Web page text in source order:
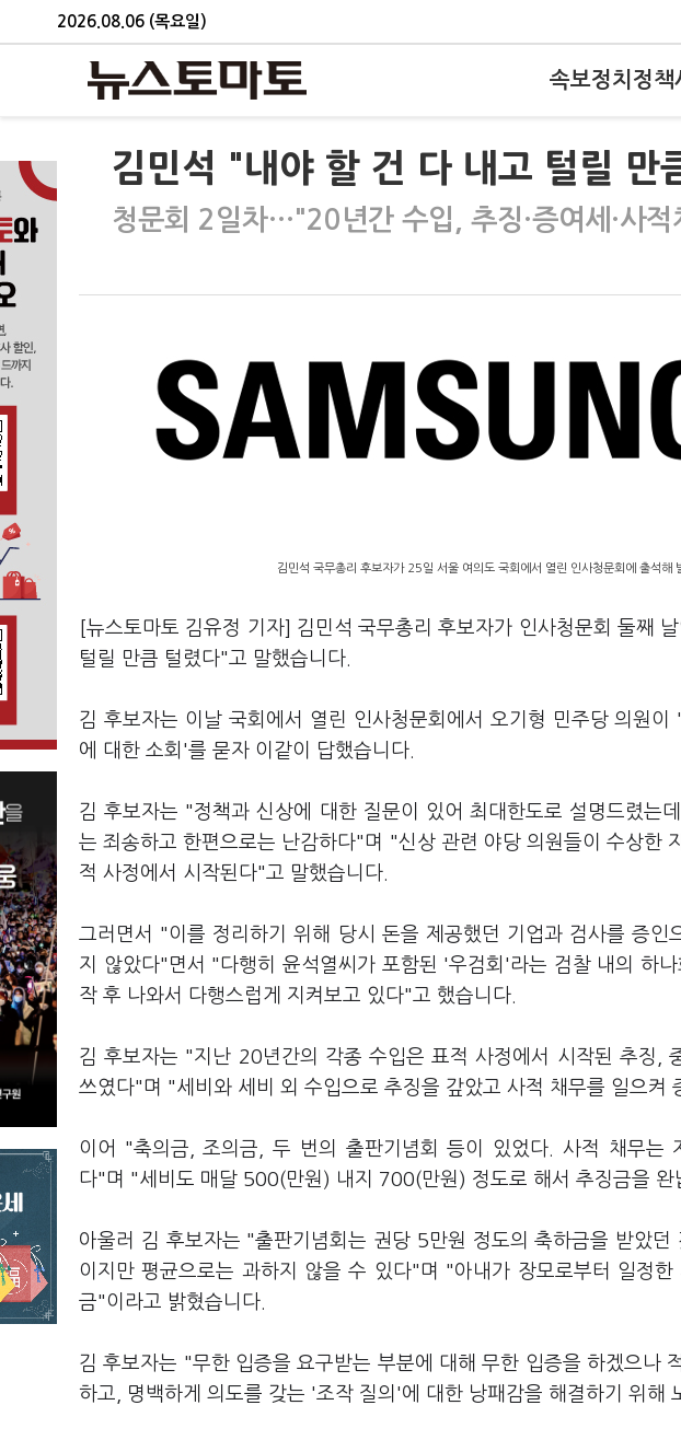
2026.08.06 (목요일)
속보정치 정책
김민석 "내야 할 건 다 내고 털릴 만
청문회 2일차…"20년간 수입, 추징·증여세·사적
김민석 국무총리 후보자가 25일 서울 여의도 국회에서 열린 인사청문회에 출석해
[뉴스토마토 김유정 기자] 김민석 국무총리 후보자가 인사청문회 둘째
털릴 만큼 털렸다"고 말했습니다.
김 후보자는 이날 국회에서 열린 인사청문회에서 오기형 민주당 의원
에 대한 소회'를 묻자 이같이 답했습니다.
김 후보자는 "정책과 신상에 대한 질문이 있어 최대한도로 설명드렸는
는 죄송하고 한편으로는 난감하다"며 "신상 관련 야당 의원들이 수상한
적 사정에서 시작된다"고 말했습니다.
그러면서 "이를 정리하기 위해 당시 돈을 제공했던 기업과 검사를 증인
지 않았다"면서 "다행히 윤석열씨가 포함된 '우검회'라는 검찰 내의 하
작 후 나와서 다행스럽게 지켜보고 있다"고 했습니다.
김 후보자는 "지난 20년간의 각종 수입은 표적 사정에서 시작된 추징,
쓰였다"며 "세비와 세비 외 수입으로 추징을 갚았고 사적 채무를 일으켜
이어 "축의금, 조의금, 두 번의 출판기념회 등이 있었다. 사적 채무는
다"며 "세비도 매달 500(만원) 내지 700(만원) 정도로 해서 추징금을 완
아울러 김 후보자는 "출판기념회는 권당 5만원 정도의 축하금을 받았
이지만 평균으로는 과하지 않을 수 있다"며 "아내가 장모로부터 일정
금"이라고 밝혔습니다.
김 후보자는 "무한 입증을 요구받는 부분에 대해 무한 입증을 하겠으나
하고, 명백하게 의도를 갖는 '조작 질의'에 대한 낭패감을 해결하기 위해